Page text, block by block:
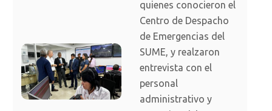
quienes conocieron el
Centro de Despacho
de Emergencias del
SUME, y realzaron
entrevista con el
personal
administrativo y